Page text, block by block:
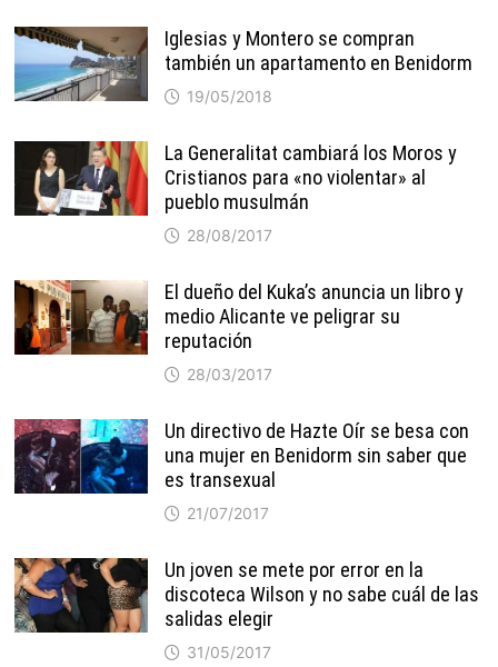
Iglesias y Montero se compran
también un apartamento en Benidorm
19/05/2018
La Generalitat cambiará los Moros y
Cristianos para «no violentar» al
pueblo musulmán
28/08/2017
El dueño del Kuka’s anuncia un libro y
medio Alicante ve peligrar su
reputación
28/03/2017
Un directivo de Hazte Oír se besa con
una mujer en Benidorm sin saber que
es transexual
21/07/2017
Un joven se mete por error en la
discoteca Wilson y no sabe cuál de las
salidas elegir
31/05/2017